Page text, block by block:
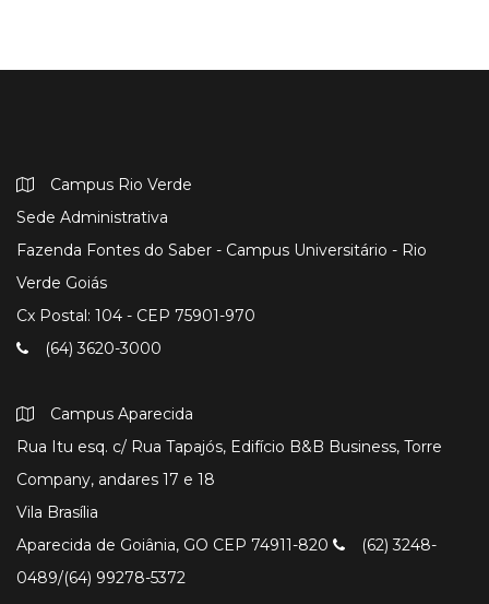
Campus Rio Verde
Sede Administrativa
Fazenda Fontes do Saber - Campus Universitário - Rio
Verde Goiás
Cx Postal: 104 - CEP 75901-970
(64) 3620-3000
Campus Aparecida
Rua Itu esq. c/ Rua Tapajós, Edifício B&B Business, Torre
Company, andares 17 e 18
Vila Brasília
Aparecida de Goiânia, GO CEP 74911-820
(62) 3248-
0489/(64) 99278-5372